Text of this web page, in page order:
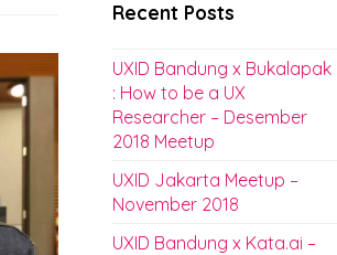
Recent Posts
UXID Bandung x Bukalapak
: How to be a UX
Researcher – Desember
2018 Meetup
UXID Jakarta Meetup –
November 2018
UXID Bandung x Kata.ai –